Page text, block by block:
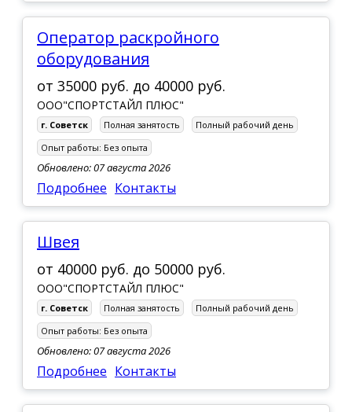
Оператор раскройного
оборудования
от 35000 руб. до 40000 руб.
ООО"СПОРТСТАЙЛ ПЛЮС"
г. Советск Полная занятость
Полный рабочий день
Опыт работы: Без опыта
Обновлено: 07 августа 2026
Подробнее Контакты
Швея
от 40000 руб. до 50000 руб.
ООО"СПОРТСТАЙЛ ПЛЮС"
г. Советск Полная занятость
Полный рабочий день
Опыт работы: Без опыта
Обновлено: 07 августа 2026
Подробнее Контакты